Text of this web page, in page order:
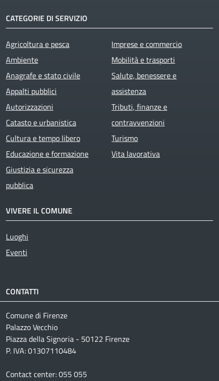
CATEGORIE DI SERVIZIO
Agricoltura e pesca
Ambiente
Anagrafe e stato civile
Appalti pubblici
Autorizzazioni
Catasto e urbanistica
Cultura e tempo libero
Educazione e formazione
Giustizia e sicurezza
pubblica
Imprese e commercio
Mobilità e trasporti
Salute, benessere e
assistenza
Tributi, finanze e
contravvenzioni
Turismo
Vita lavorativa
VIVERE IL COMUNE
Luoghi
Eventi
CONTATTI
Comune di Firenze
Palazzo Vecchio
Piazza della Signoria - 50122 Firenze
P. IVA: 01307110484
Contact center: 055 055